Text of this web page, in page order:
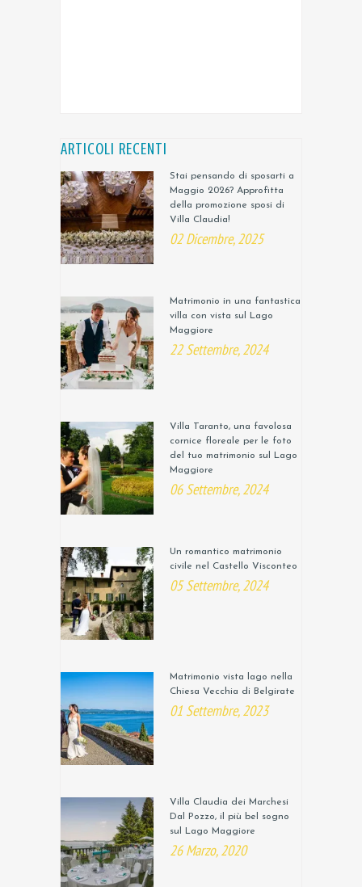
ARTICOLI RECENTI
Stai pensando di sposarti a
Maggio 2026? Approfitta
della promozione sposi di
Villa Claudia!
02 Dicembre, 2025
Matrimonio in una fantastica
villa con vista sul Lago
Maggiore
22 Settembre, 2024
Villa Taranto, una favolosa
cornice floreale per le foto
del tuo matrimonio sul Lago
Maggiore
06 Settembre, 2024
Un romantico matrimonio
civile nel Castello Visconteo
05 Settembre, 2024
Matrimonio vista lago nella
Chiesa Vecchia di Belgirate
01 Settembre, 2023
Villa Claudia dei Marchesi
Dal Pozzo, il più bel sogno
sul Lago Maggiore
26 Marzo, 2020